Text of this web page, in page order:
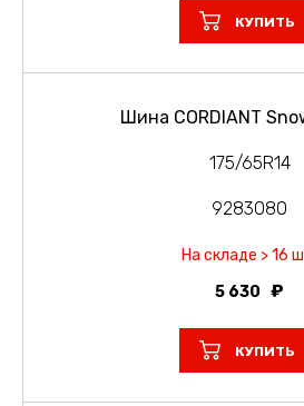
КУПИТЬ
Шина CORDIANT
175/65R14
9283080
На складе > 16
5 630
КУПИТЬ